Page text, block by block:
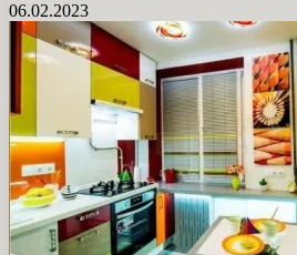
06.02.2023